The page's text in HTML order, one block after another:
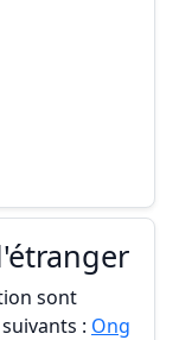
sont
: Ong